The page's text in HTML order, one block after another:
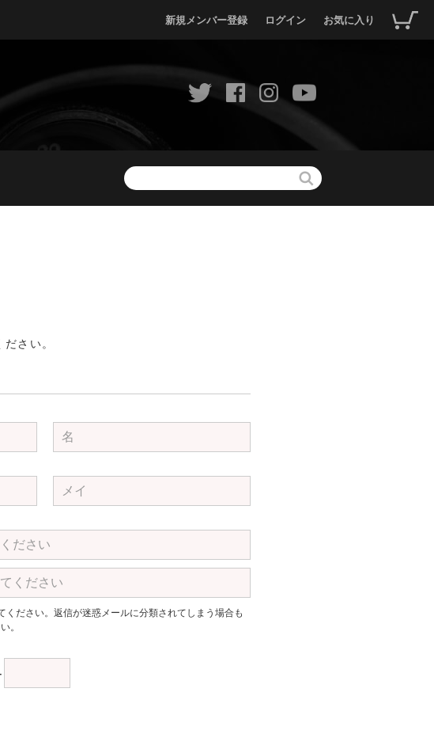
新規メンバー登録 ログイン お気に入り
さい。
ださい。返信が迷惑メールに分類されてしまう場合も
。